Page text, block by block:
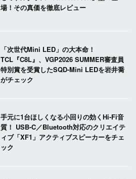
場！その真価を徹底レビュー
「次世代Mini LED」の大本命！
TCL『C8L』、VGP2026 SUMMER審査員
特別賞を受賞したSQD-Mini LEDを岩井喬
がチェック
手元に1台ほしくなる小回りの効くHi-Fi音
質！ USB-C／Bluetooth対応のクリエイテ
ィブ「XF1」アクティブスピーカーをチェ
ック